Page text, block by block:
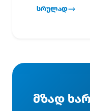
სრულად
მზად